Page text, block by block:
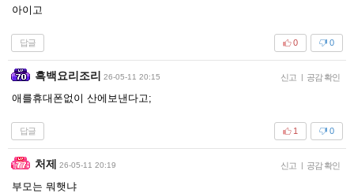
아이고
답글 0
0
흑백요리조리 26-05-11 20:15 신고 | 공감 확인
애를휴대폰없이 산에보낸다고;
답글 0
1
처제 26-05-11 20:19 신고 | 공감 확인
부모는 뭐햇냐